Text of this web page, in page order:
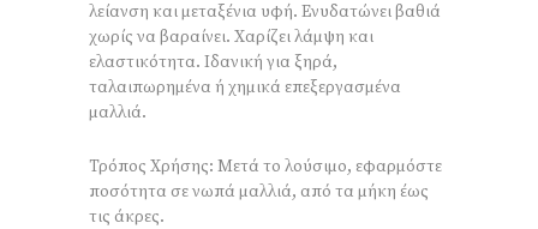
λείανση και μεταξένια υφή. Ενυδατώνει βαθιά
χωρίς να βαραίνει. Χαρίζει λάμψη και
ελαστικότητα. Ιδανική για ξηρά,
ταλαιπωρημένα ή χημικά επεξεργασμένα
μαλλιά.
Τρόπος Χρήσης: Μετά το λούσιμο, εφαρμόστε
ποσότητα σε νωπά μαλλιά, από τα μήκη έως
τις άκρες.